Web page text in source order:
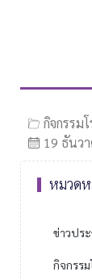
กิจกรรม
19 ธันว
หมวดห
ข่าวปร
กิจกรรม